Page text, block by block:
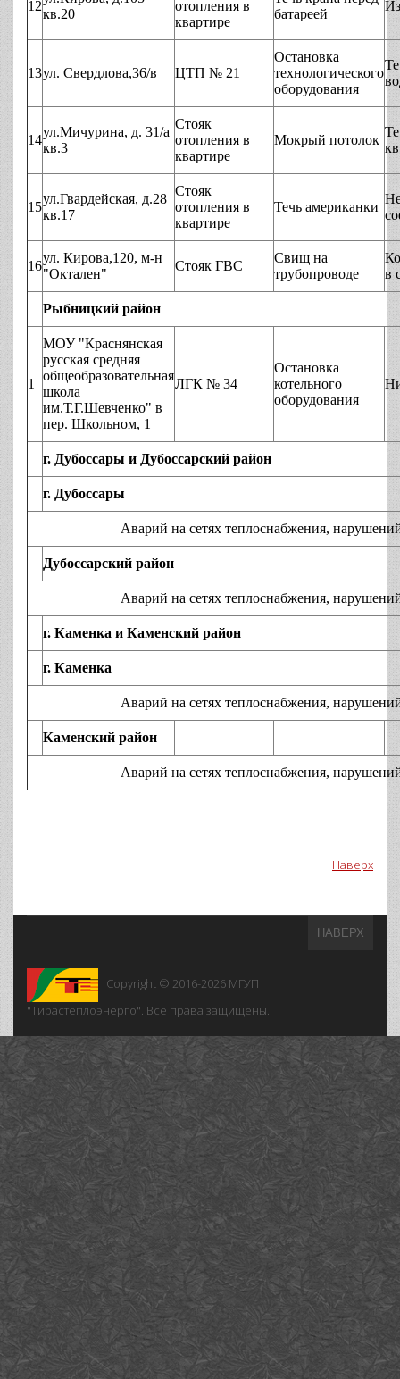
12
кв.20
отопления в
квартире
батареей
13ул. Свердлова,36/в ЦТП № 21
Остановка
технологического
оборудования
14
ул.Мичурина, д. 31/а
кв.3
Стояк
отопления в
квартире
Мокрый потолок
15
ул.Гвардейская, д.28
кв.17
Стояк
отопления в
квартире
Течь американки
16
ул. Кирова,120, м-н
"Октален"
Стояк ГВС
Свищ на
трубопроводе
в
Рыбницкий район
1
МОУ "Краснянская
русская средняя
общеобразовательная
школа
им.Т.Г.Шевченко" в
пер. Школьном, 1
ЛГК № 34
Остановка
котельного
оборудования
г. Дубоссары и Дубоссарский район
г. Дубоссары
Аварий на сетях теплоснабжения, нарушений
Дубоссарский район
Аварий на сетях теплоснабжения, нарушений
г. Каменка и Каменский район
г. Каменка
Аварий на сетях теплоснабжения, нарушений
Каменский район
Аварий на сетях теплоснабжения, нарушений
Наверх
НАВЕРХ
Copyright © 2016-2026 МГУП
"Тирастеплоэнерго". Все права защищены.